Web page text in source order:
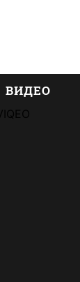
ВИДЕО